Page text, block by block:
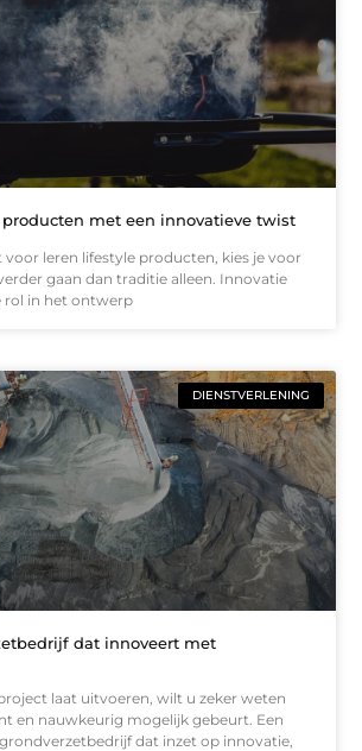
met een innovatieve twist
voor leren lifestyle producten, kies je voor
gaan dan traditie alleen. Innovatie
rol in het ontwerp
DIENSTVERLENING
dat innoveert met
laat uitvoeren, wilt u zeker weten
en nauwkeurig mogelijk gebeurt. Een
dat inzet op innovatie,